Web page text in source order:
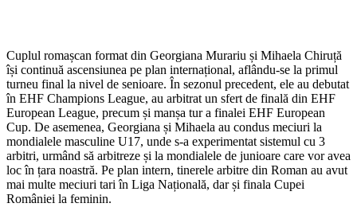
Cuplul romașcan format din Georgiana Murariu și Mihaela Chiruță
își continuă ascensiunea pe plan internațional, aflându-se la primul
turneu final la nivel de senioare. În sezonul precedent, ele au debutat
în EHF Champions League, au arbitrat un sfert de finală din EHF
European League, precum și manșa tur a finalei EHF European
Cup. De asemenea, Georgiana și Mihaela au condus meciuri la
mondialele masculine U17, unde s-a experimentat sistemul cu 3
arbitri, urmând să arbitreze și la mondialele de junioare care vor avea
loc în țara noastră. Pe plan intern, tinerele arbitre din Roman au avut
mai multe meciuri tari în Liga Națională, dar și finala Cupei
României la feminin.